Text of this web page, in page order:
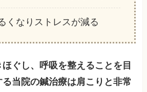
くなりストレスが減る
ぐし、呼吸を整えることを目
当院の鍼治療は肩こりと非常